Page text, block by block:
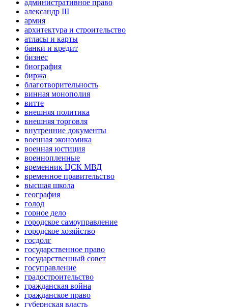
административное право
александр III
армия
архитектура и строительство
атласы и карты
банки и кредит
бизнес
биография
биржа
благотворительность
винная монополия
витте
внешняя политика
внешняя торговля
внутренние документы
военная экономика
военная юстиция
военнопленные
временник ЦСК МВД
временное правительство
высшая школа
география
голод
горное дело
городское самоуправление
городское хозяйство
госдолг
государственное право
государственный совет
госуправление
градостроительство
гражданская война
гражданское право
губернская власть